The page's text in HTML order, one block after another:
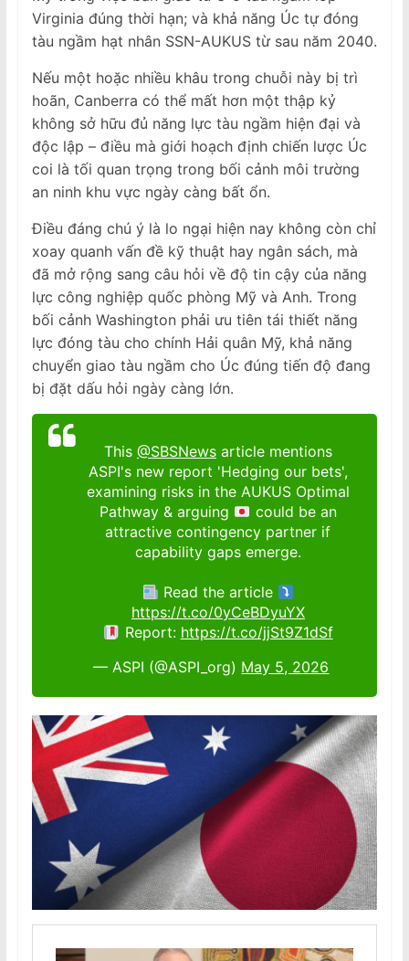
Virginia đúng thời hạn; và khả năng Úc tự đóng
tàu ngầm hạt nhân SSN-AUKUS từ sau năm 2040.
Nếu một hoặc nhiều khâu trong chuỗi này bị trì
hoãn, Canberra có thể mất hơn một thập kỷ
không sở hữu đủ năng lực tàu ngầm hiện đại và
độc lập – điều mà giới hoạch định chiến lược Úc
coi là tối quan trọng trong bối cảnh môi trường
an ninh khu vực ngày càng bất ổn.
Điều đáng chú ý là lo ngại hiện nay không còn chỉ
xoay quanh vấn đề kỹ thuật hay ngân sách, mà
đã mở rộng sang câu hỏi về độ tin cậy của năng
lực công nghiệp quốc phòng Mỹ và Anh. Trong
bối cảnh Washington phải ưu tiên tái thiết năng
lực đóng tàu cho chính Hải quân Mỹ, khả năng
chuyển giao tàu ngầm cho Úc đúng tiến độ đang
bị đặt dấu hỏi ngày càng lớn.
This @SBSNewsarticle mentions
ASPI's new report 'Hedging our bets',
examining risks in the AUKUS Optimal
Pathway & arguing
could be an
attractive contingency partner if
capability gaps emerge.
Read the article
https://t.co/0yCeBDyuYX
Report: https://t.co/jjSt9Z1dSf
— ASPI (@ASPI_org) May 5, 2026